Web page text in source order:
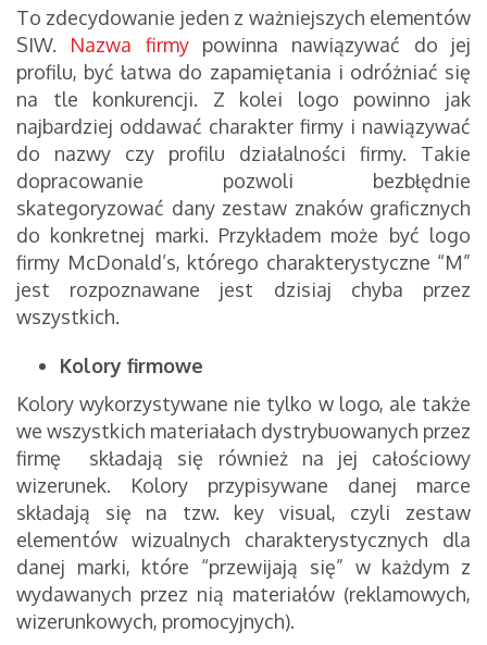
To zdecydowanie jeden z ważniejszych elementów
SIW. Nazwa firmypowinna nawiązywać do jej
profilu, być łatwa do zapamiętania i odróżniać się
na tle konkurencji. Z kolei logo powinno jak
najbardziej oddawać charakter firmy i nawiązywać
do nazwy czy profilu działalności firmy. Takie
dopracowanie pozwoli bezbłędnie
skategoryzować dany zestaw znaków graficznych
do konkretnej marki. Przykładem może być logo
firmy McDonald’s, którego charakterystyczne “M”
jest rozpoznawane jest dzisiaj chyba przez
wszystkich.
Kolory firmowe
Kolory wykorzystywane nie tylko w logo, ale także
we wszystkich materiałach dystrybuowanych przez
firmę składają się również na jej całościowy
wizerunek. Kolory przypisywane danej marce
składają się na tzw. key visual, czyli zestaw
elementów wizualnych charakterystycznych dla
danej marki, które “przewijają się” w każdym z
wydawanych przez nią materiałów (reklamowych,
wizerunkowych, promocyjnych).